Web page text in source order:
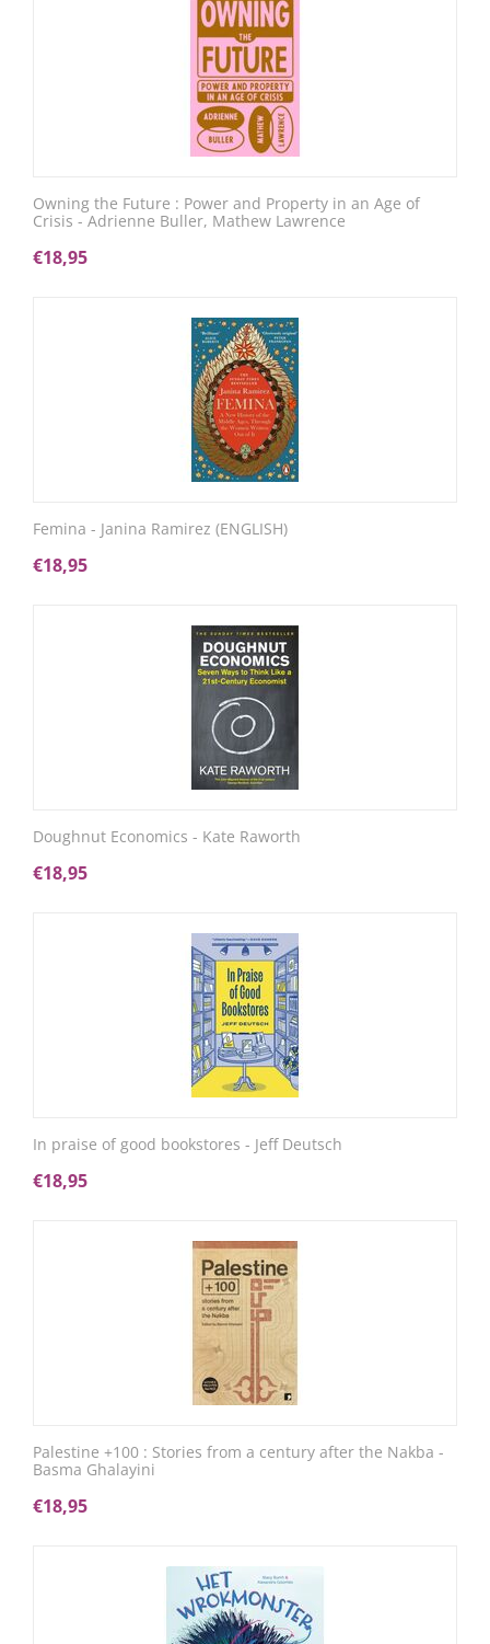
Owning the Future : Power and Property in an Age of
Crisis - Adrienne Buller, Mathew Lawrence
€18,95
Femina - Janina Ramirez (ENGLISH)
€18,95
Doughnut Economics - Kate Raworth
€18,95
In praise of good bookstores - Jeff Deutsch
€18,95
Palestine +100 : Stories from a century after the Nakba -
Basma Ghalayini
€18,95